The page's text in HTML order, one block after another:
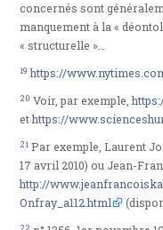
concernés sont
manquement à la «
« structurelle »…
19 https://
20 Voir, par exemple,
ethttps://
21 Par exemple, Laurent
17 avril 2010) ou Jean-
http://
Onfray_a112.html
22